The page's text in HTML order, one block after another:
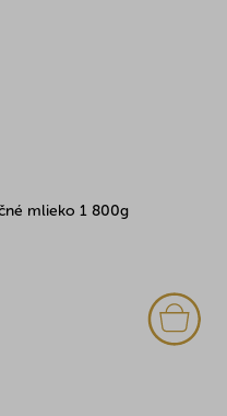
mlieko 1 800g